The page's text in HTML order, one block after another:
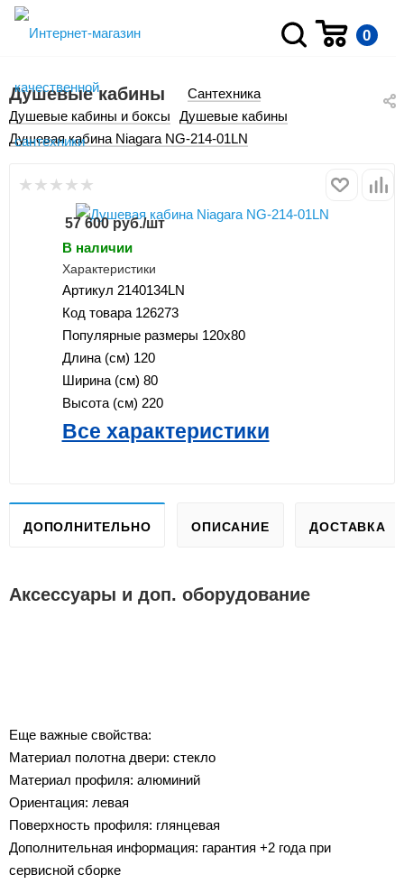
0
Душевые кабины
Сантехника
Душевые кабины и боксы
Душевые кабины
Душевая кабина Niagara NG-214-01LN
57 600руб./шт
В наличии
Характеристики
Артикул 2140134LN
Код товара 126273
Популярные размеры 120x80
Длина (см) 120
Ширина (см) 80
Высота (см) 220
Все характеристики
ДОПОЛНИТЕЛЬНО ОПИСАНИЕ ДОСТАВКА
Аксессуары и доп. оборудование
Еще важные свойства:
Материал полотна двери: стекло
Материал профиля: алюминий
Ориентация: левая
Поверхность профиля: глянцевая
Дополнительная информация: гарантия +2 года при
сервисной сборке